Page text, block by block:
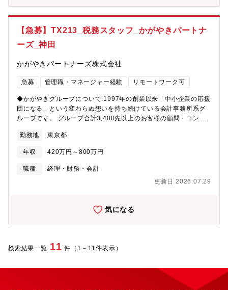
ているモノづくり業界で、エンジニアとしてのスキルアップ、理
想のキャリアパスを形成出来ます。●キャリアパス【取引先800社
以上/プロジェクト6,000件以上】大手メーカーやSler、通信系、
官公庁、金融証券等、大手企業を中心に多くの顧客を持ち、要件
定義から構築・運用まで幅広い工程にプロジェクトがございま
まな業務を選ぶことができ、技術力を磨いてその分野のスペシャ
のスキルをつけて、リーダー・マネジャーとしての活躍も可能で
【急募】TX213_税務スタッフ_かがやきパートナ
ーズ_神田
かがやきパートナーズ株式会社
急募 管理職・マネージャー経験 リモートワーク可
◆かがやきグループについて 1997年の創業以来「中小企業の応援
団になる」という変わらぬ想いを持ち続けている会計事務所系グ
ループです。 グループ合計3,400先以上のお客様の顧問・コンサ
士法人・行政書士法人の士業法人とのネットワークを活用し、お
客様のあらゆる悩みにワンストップで対応するサービス体制を構
築しております。 社員が働きやすい環境の為にITの積極的な活
用・フレックス制度・テレワークの活用・フリーアドレス・オフ
な経験を積める環境があり、チャレンジしたい気持ちがあれば特
す。 ◆業務内容 ・税務会計業務全般（税務申告・相談業務など）
・グループ法人と連携した提案業務 【具体的には】 決算書・税務
申告書の作成・レビュー業務、顧問先への税務相談・税務アドバ
体制での全国の大型案件にもチャレンジできます！ 【主に使用し
け人材派遣業務/登録型派遣による企業への直接派遣業務 設立年
月：1986年10月1日 資本金：3,000万円 本社所在地：東京都新宿
勤務地 東京都
年収 420万円～800万円
職種
経理・財務・会計
更新日 2026.07.29
気になる
検索結果一覧 11 件（1～11件表示）